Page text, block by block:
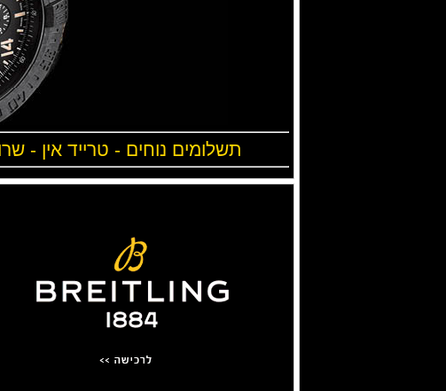
תשלומים נוחים - טרייד אין -